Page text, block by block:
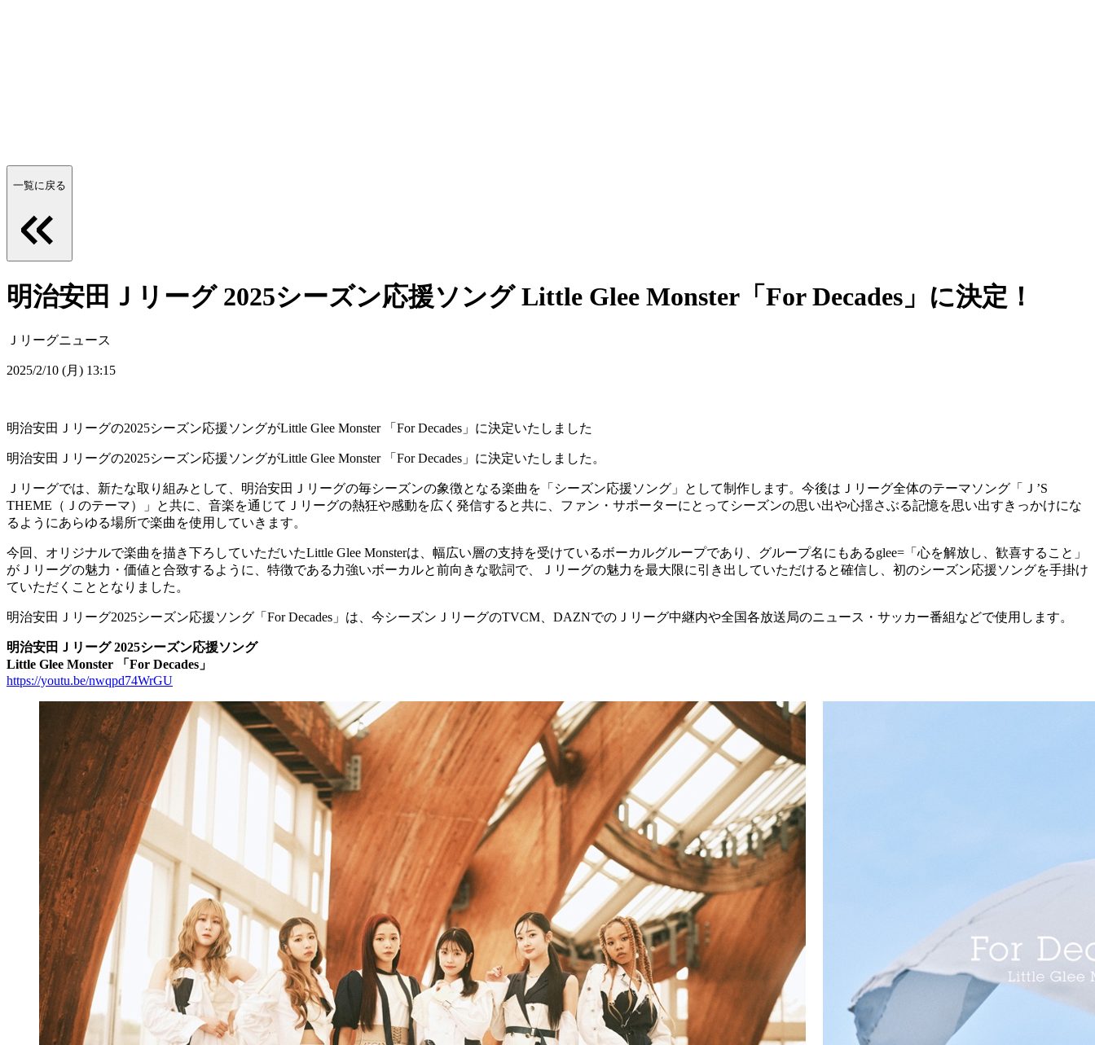
一覧に戻る
明治安田Ｊリーグ 2025シーズン応援ソング Little Glee Monster「For Decades」に決定！
Ｊリーグニュース
2025/2/10 (月) 13:15
明治安田Ｊリーグの2025シーズン応援ソングがLittle Glee Monster 「For Decades」に決定いたしました
明治安田Ｊリーグの2025シーズン応援ソングがLittle Glee Monster 「For Decades」に決定いたしました。
Ｊリーグでは、新たな取り組みとして、明治安田Ｊリーグの毎シーズンの象徴となる楽曲を「シーズン応援ソング」として制作します。今後はＪリーグ全体のテーマソング「Ｊ’S
THEME（Ｊのテーマ）」と共に、音楽を通じてＪリーグの熱狂や感動を広く発信すると共に、ファン・サポーターにとってシーズンの思い出や心揺さぶる記憶を思い出すきっかけにな
るようにあらゆる場所で楽曲を使用していきます。
今回、オリジナルで楽曲を描き下ろしていただいたLittle Glee Monsterは、幅広い層の支持を受けているボーカルグループであり、グループ名にもあるglee=「心を解放し、歓喜すること」
がＪリーグの魅力・価値と合致するように、特徴である力強いボーカルと前向きな歌詞で、Ｊリーグの魅力を最大限に引き出していただけると確信し、初のシーズン応援ソングを手掛け
ていただくこととなりました。
明治安田Ｊリーグ2025シーズン応援ソング「For Decades」は、今シーズンＪリーグのTVCM、DAZNでのＪリーグ中継内や全国各放送局のニュース・サッカー番組などで使用します。
明治安田Ｊリーグ 2025シーズン応援ソング
Little Glee Monster 「For Decades」
https://youtu.be/nwqpd74WrGU